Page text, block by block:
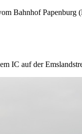
Bahnhof Papenburg
IC auf der